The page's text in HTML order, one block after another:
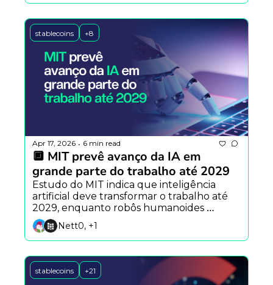
stablecoins +8
Apr 17, 2026 • 6 min read
🔲 MIT prevê avanço da IA em
grande parte do trabalho até 2029
Estudo do MIT indica que inteligência
artificial deve transformar o trabalho até
2029, enquanto robôs humanoides
avançam e plataformas como X Money
pressionam o sistema financeiro
Nett0, +1
stablecoins +21